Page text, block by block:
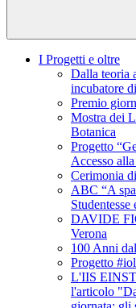
I Progetti e oltre
Dalla teoria
incubatore
Premio
Mostra dei
Botanica
Progetto
Accesso
Cerimonia
ABC “A
DAVIDE
Verona
100 Anni
Progetto
L'IIS
l'articolo